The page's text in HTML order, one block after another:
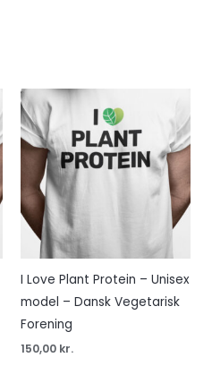
I Love Plant Protein – Unisex
model – Dansk Vegetarisk
Forening
150,00 kr.